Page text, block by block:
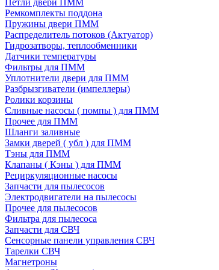
Петли двери ПММ
Ремкомплекты поддона
Пружины двери ПММ
Распределитель потоков (Актуатор)
Гидрозатворы, теплообменники
Датчики температуры
Фильтры для ПММ
Уплотнители двери для ПММ
Разбрызгиватели (импеллеры)
Ролики корзины
Сливные насосы ( помпы ) для ПММ
Прочее для ПММ
Шланги заливные
Замки дверей ( убл ) для ПММ
Тэны для ПММ
Клапаны ( Кэны ) для ПММ
Рециркуляционные насосы
Запчасти для пылесосов
Электродвигатели на пылесосы
Прочее для пылесосов
Фильтра для пылесоса
Запчасти для СВЧ
Сенсорные панели управления СВЧ
Тарелки СВЧ
Магнетроны